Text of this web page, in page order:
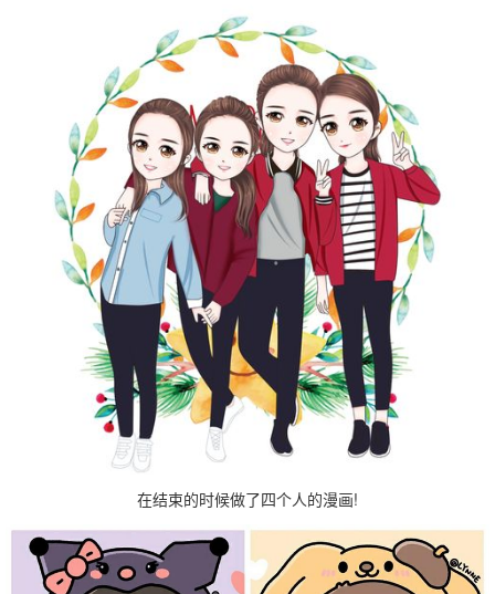
在结束的时候做了四个人的漫画!